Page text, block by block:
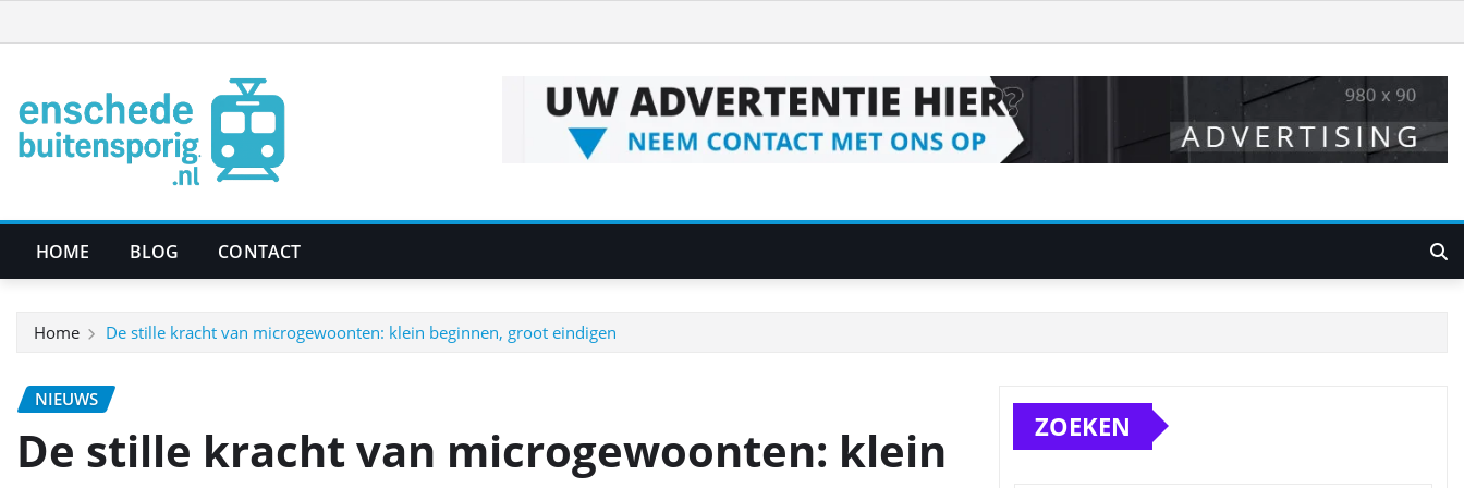
naar
inhoud
HOME BLOG CONTACT
Home De stille kracht van microgewoonten: klein beginnen, groot eindigen
NIEUWS
De stille kracht van microgewoonten: klein
ZOEKEN